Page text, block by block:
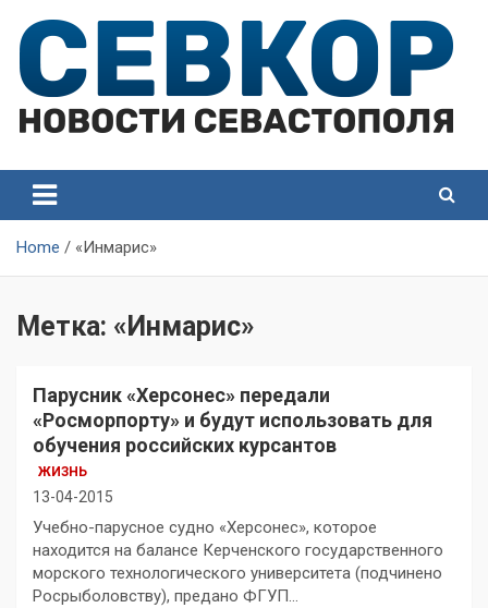
content
Севастополя
Севастополя
Home «Инмарис»
Метка: «Инмарис»
Парусник «Херсонес» передали
«Росморпорту» и будут использовать для
обучения российских курсантов
ЖИЗНЬ
13-04-2015
Учебно-парусное судно «Херсонес», которое
находится на балансе Керченского государственного
морского технологического университета (подчинено
Росрыболовству), предано ФГУП…